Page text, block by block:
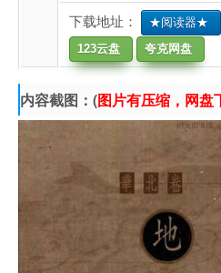
下载地址：
★阅读器★
123云盘
夸克网盘
内容截图：(图片有压缩，网盘